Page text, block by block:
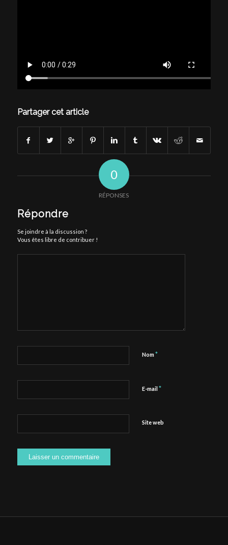
Partager cet article
0
RÉPONSES
Répondre
Se joindre à la discussion ?
Vous êtes libre de contribuer !
Nom*
E-mail *
Site web